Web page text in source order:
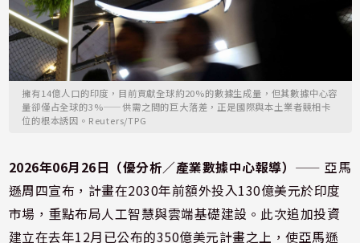
擁有14億人口的印度，目前貢獻全球約20%的數據生成量，但其數據中心容
量卻僅占全球的3%——供需之間的巨大落差，正是國際與本土業者競相卡
位的根本誘因。Reuters/TPG
2026年06月26日（優分析／產業數據中心報導） ⸺ 亞馬
遜周四宣布，計畫在2030年前額外投入130億美元於印度
市場，重點布局人工智慧與雲端基礎建設。此次追加投資
建立在去年12月已公布的350億美元計畫之上，使亞馬遜